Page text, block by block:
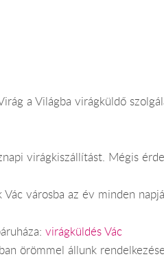
a Világba virágküldő
virágkiszállítást. Mégis
városba az év minden
virágküldés Vác
örömmel állunk